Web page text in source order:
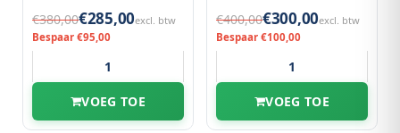
€380,00€285,00excl. btw
Bespaar €95,00
VOEG TOE
€400,00€300,00excl. btw
Bespaar €100,00
VOEG TOE